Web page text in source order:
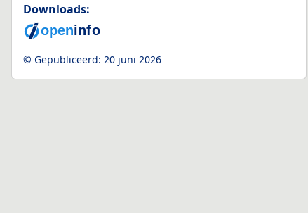
Downloads:
© Gepubliceerd: 20 juni 2026